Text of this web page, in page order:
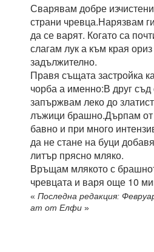
Сварявам добре
страни чревца.Нарязвам
да се варят. Когато са
слагам лук а към края
задължително.
Правя същата застройка
чорба а именно:В друг
запържвам леко до
лъжици брашно.Дърпам от
бавно и при много
да не стане на буци
литър прясно мляко.
Връщам млякото с
чревцата и варя още 10
« Последна редакция:
am от Елфи »